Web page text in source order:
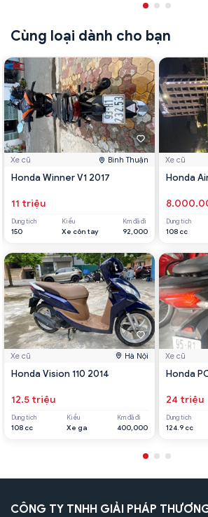
Cùng loại dành cho bạn
Xe cũ Bình Thuận
Honda Winner V1 2017
11 triệu
Dung tích
150
Kiểu
Xe côn tay
Km đã đi
92,000
Xe cũ Hà Nội
Honda Vision 110 2014
12.5 triệu
Dung tích
108 cc
Kiểu
Xe ga
Km đã đi
400,000
Xe cũ
Honda
Dung tích
108 cc
Xe cũ
Honda
24 triệu
Dung tích
124.9 cc
CÔNG TY TNHH GIẢI PHÁP